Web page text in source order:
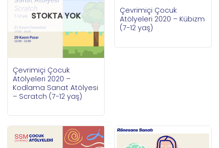
STOKTA YOK
Çevrimiçi Çocuk
Atölyeleri 2020 –
Kodlama Sanat Atölyesi
– Scratch (7-12 yaş)
Çevrimiçi Çocuk
Atölyeleri 2020 – Kübizm
(7-12 yaş)